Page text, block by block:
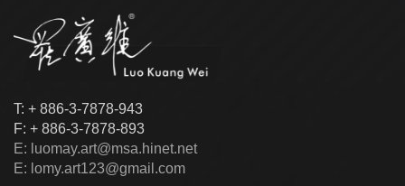
T: + 886-3-7878-943
F: + 886-3-7878-893
E: luomay.art@msa.hinet.net
E: lomy.art123@gmail.com